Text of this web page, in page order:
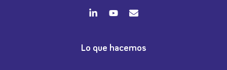
Lo que hacemos